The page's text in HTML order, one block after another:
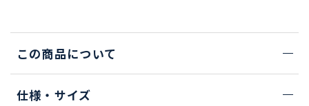
この商品について
仕様・サイズ